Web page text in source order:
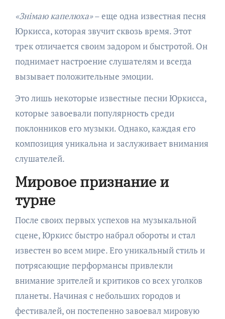
«Знімаю капелюха»– еще одна известная песня
Юркисса, которая звучит сквозь время. Этот
трек отличается своим задором и быстротой. Он
поднимает настроение слушателям и всегда
вызывает положительные эмоции.
Это лишь некоторые известные песни Юркисса,
которые завоевали популярность среди
поклонников его музыки. Однако, каждая его
композиция уникальна и заслуживает внимания
слушателей.
Мировое признание и
турне
После своих первых успехов на музыкальной
сцене, Юркисс быстро набрал обороты и стал
известен во всем мире. Его уникальный стиль и
потрясающие перформансы привлекли
внимание зрителей и критиков со всех уголков
планеты. Начиная с небольших городов и
фестивалей, он постепенно завоевал мировую